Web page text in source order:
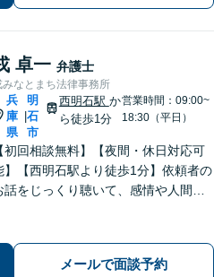
】
卓一 弁護士
みなとまち法律事務所
兵
庫
県
明
石
市
西明石駅 か
ら徒歩1分
営業時間：09:00~
18:30（平日）
【初回相談無料】【夜間・休日対応可
】【西明石駅より徒歩1分】依頼者の
話をじっくり聴いて、感情や人間関
トワーク軽く迅速・誠実に対応しま
す。まずはお気軽にご相談ください。
メールで面談予約